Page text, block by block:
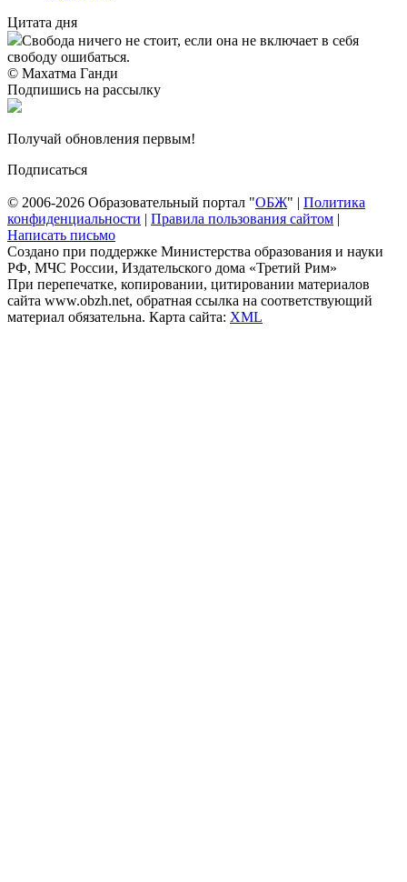
Цитата дня
Свобода ничего не стоит, если она не включает в себя
свободу ошибаться.
© Махатма Ганди
Подпишись на рассылку
Получай обновления первым!
Подписаться
© 2006-2026 Образовательный портал "ОБЖ" | Политика
конфиденциальности | Правила пользования сайтом |
Написать письмо
Создано при поддержке Министерства образования и науки
РФ, МЧС России, Издательского дома «Третий Рим»
При перепечатке, копировании, цитировании материалов
сайта www.obzh.net, обратная ссылка на соответствующий
материал обязательна. Карта сайта: XML